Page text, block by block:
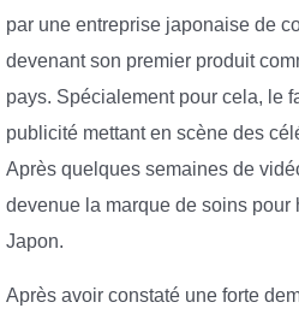
par une entreprise japonaise de
devenant son premier produit
pays. Spécialement pour cela, le
publicité mettant en scène des
Après quelques semaines de
devenue la marque de soins pour
Japon.
Après avoir constaté une forte